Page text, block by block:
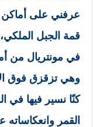
عرفني على أماكن
قمة الجبل
في مونتريال من
وهي تزقزق فوق
كنّا نسير فيها في
القمر